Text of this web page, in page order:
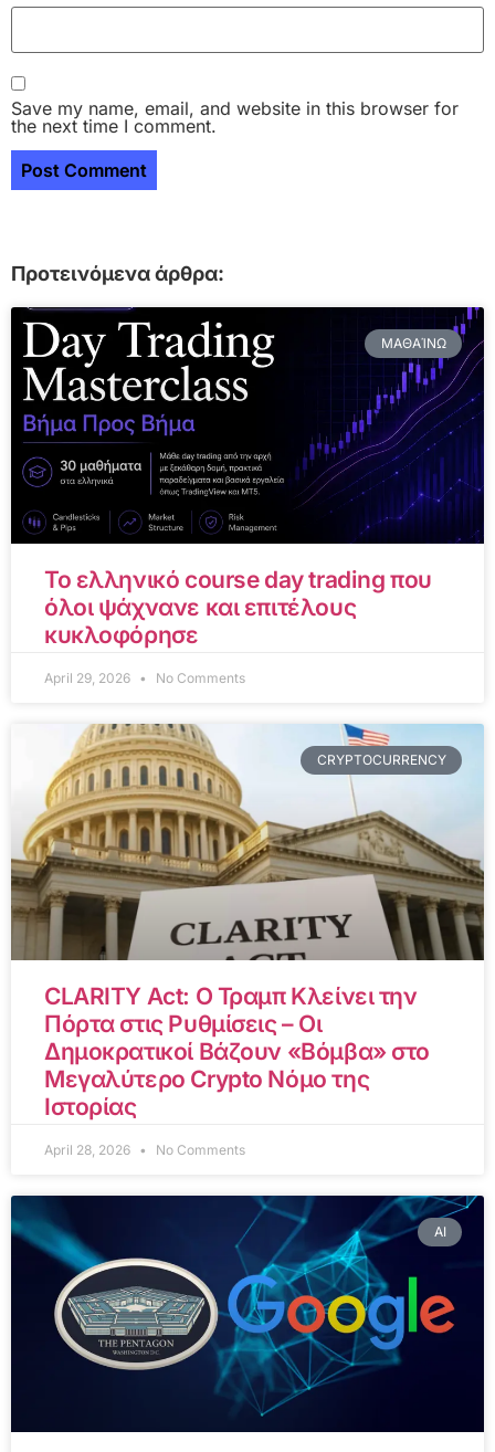
Save my name, email, and website in this browser for
the next time I comment.
Προτεινόμενα άρθρα:
ΜΑΘΑΊΝΩ
Το ελληνικό course day trading που
όλοι ψάχνανε και επιτέλους
κυκλοφόρησε
April 29, 2026 No Comments
CRYPTOCURRENCY
CLARITY Act: Ο Τραμπ Κλείνει την
Πόρτα στις Ρυθμίσεις – Οι
Δημοκρατικοί Βάζουν «Βόμβα» στο
Μεγαλύτερο Crypto Νόμο της
Ιστορίας
April 28, 2026 No Comments
AI